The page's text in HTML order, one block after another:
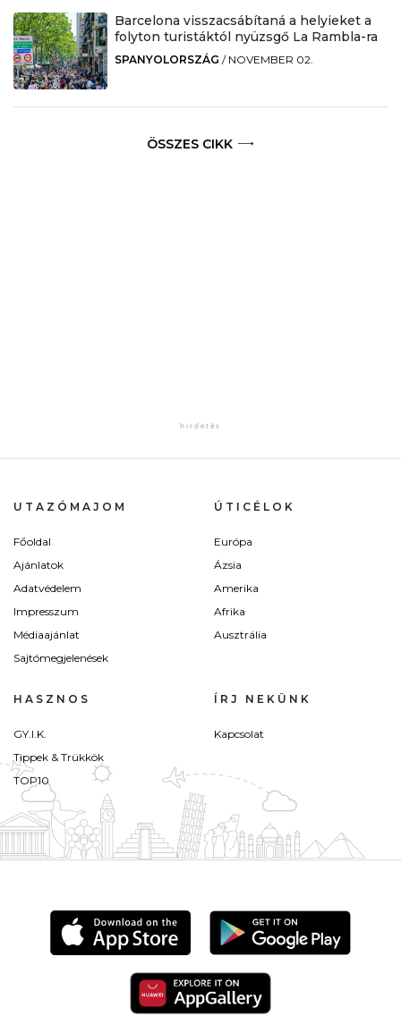
Barcelona visszacsábítaná a helyieket a
folyton turistáktól nyüzsgő La Rambla-ra
SPANYOLORSZÁG / NOVEMBER 02.
ÖSSZES CIKK
UTAZÓMAJOM
Főoldal
Ajánlatok
Adatvédelem
Impresszum
Médiaajánlat
Sajtómegjelenések
ÚTICÉLOK
Európa
Ázsia
Amerika
Afrika
Ausztrália
HASZNOS
GY.I.K.
Tippek & Trükkök
TOP10
ÍRJ NEKÜNK
Kapcsolat